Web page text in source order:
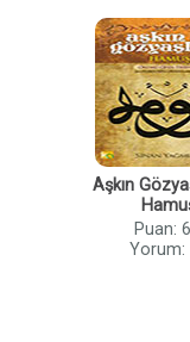
Aşkın
Puan:
Yorum: